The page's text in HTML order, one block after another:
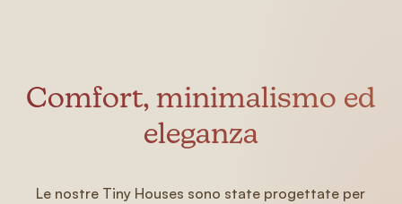
Comfort, minimalismo ed
eleganza
Le nostre Tiny Houses sono state progettate per